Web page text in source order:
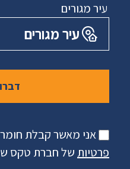
עיר מגורים
עיר מגורים
אני מאשר קבלת חומר
פרטיות של חברת טקס